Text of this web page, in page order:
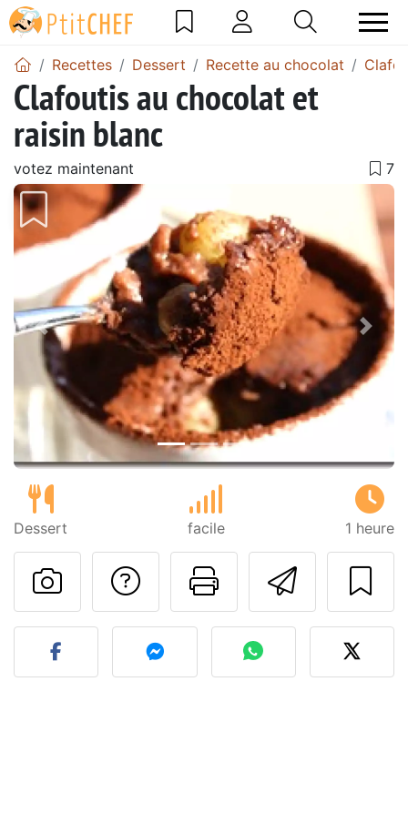
Recettes Dessert Recette au chocolat
Clafoutis au chocolat et
raisin blanc
votez maintenant
Précédent
Dessert facile 1 heure
Imprimer
Poser une
Publier votre photo de